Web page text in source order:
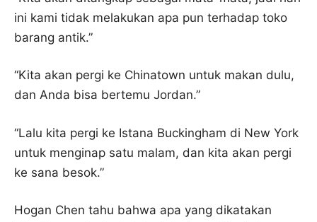
ini kami tidak melakukan apa pun terhadap toko
barang antik.”
“Kita akan pergi ke Chinatown untuk makan dulu,
dan Anda bisa bertemu Jordan.”
“Lalu kita pergi ke Istana Buckingham di New York
untuk menginap satu malam, dan kita akan pergi
ke sana besok.”
Hogan Chen tahu bahwa apa yang dikatakan